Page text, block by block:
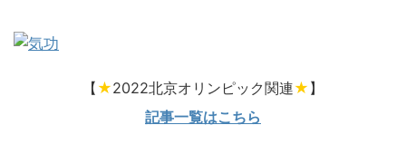
【 ★2022北京オリンピック関連★ 】
記事一覧はこちら